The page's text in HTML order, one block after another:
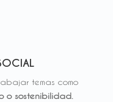
temas como
o sostenibilidad.